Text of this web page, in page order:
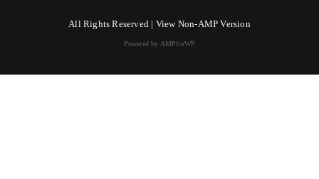
All Rights Reserved | View Non-AMP Version
Powered by AMPforWP